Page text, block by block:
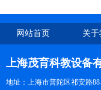
网站首页 关
上海茂育科教设备
地址：上海市普陀区祁安路